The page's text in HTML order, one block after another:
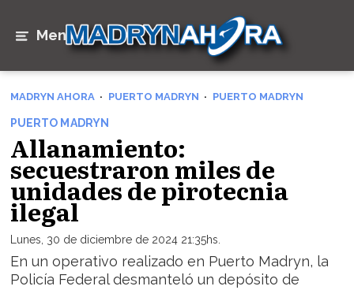
Menú
MADRYN AHORA PUERTO MADRYN PUERTO MADRYN
PUERTO MADRYN
Allanamiento:
secuestraron miles de
unidades de pirotecnia
ilegal
Lunes, 30 de diciembre de 2024 21:35hs.
En un operativo realizado en Puerto Madryn, la
Policía Federal desmanteló un depósito de